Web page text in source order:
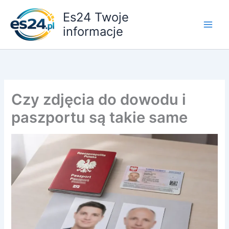
treści
Es24 Twoje
informacje
Czy zdjęcia do dowodu i
paszportu są takie same